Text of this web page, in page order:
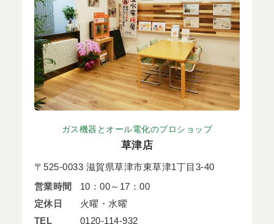
ガス機器とオール電化のプロショップ
草津店
〒525-0033 滋賀県草津市東草津1丁目3-40
営業時間
10：00～17：00
定休日
火曜・水曜
TEL
0120-114-932